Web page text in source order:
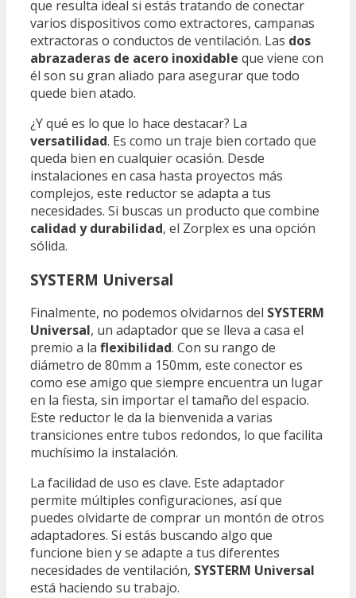
que resulta ideal si estás tratando de conectar
varios dispositivos como extractores, campanas
extractoras o conductos de ventilación. Las dos
abrazaderas de acero inoxidable que viene con
él son su gran aliado para asegurar que todo
quede bien atado.
¿Y qué es lo que lo hace destacar? La
versatilidad. Es como un traje bien cortado que
queda bien en cualquier ocasión. Desde
instalaciones en casa hasta proyectos más
complejos, este reductor se adapta a tus
necesidades. Si buscas un producto que combine
calidad y durabilidad, el Zorplex es una opción
sólida.
SYSTERM Universal
Finalmente, no podemos olvidarnos del SYSTERM
Universal, un adaptador que se lleva a casa el
premio a la flexibilidad. Con su rango de
diámetro de 80mm a 150mm, este conector es
como ese amigo que siempre encuentra un lugar
en la fiesta, sin importar el tamaño del espacio.
Este reductor le da la bienvenida a varias
transiciones entre tubos redondos, lo que facilita
muchísimo la instalación.
La facilidad de uso es clave. Este adaptador
permite múltiples configuraciones, así que
puedes olvidarte de comprar un montón de otros
adaptadores. Si estás buscando algo que
funcione bien y se adapte a tus diferentes
necesidades de ventilación, SYSTERM Universal
está haciendo su trabajo.